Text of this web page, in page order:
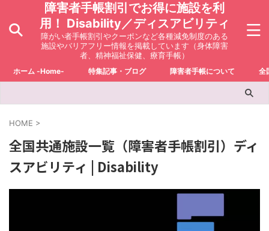
障害者手帳割引でお得に施設を利
用！ Disability／ディスアビリティ
障がい者手帳割引やクーポンなど各種減免制度のある
施設やバリアフリー情報を掲載しています（身体障害
者、精神福祉保健、療育手帳）
ホーム -Home- 特集記事・ブログ 障害者手帳について 全
HOME >
全国共通施設一覧（障害者手帳割引）ディ
スアビリティ | Disability